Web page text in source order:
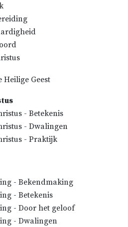
Heilige Geest
- Betekenis
- Dwalingen
- Praktijk
- Bekendmaking
- Betekenis
- Door het geloof
- Dwalingen